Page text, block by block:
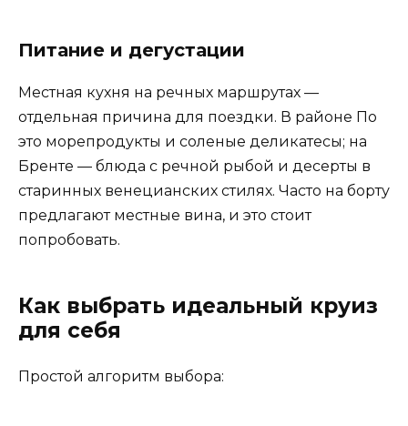
Питание и дегустации
Местная кухня на речных маршрутах —
отдельная причина для поездки. В районе По
это морепродукты и соленые деликатесы; на
Бренте — блюда с речной рыбой и десерты в
старинных венецианских стилях. Часто на борту
предлагают местные вина, и это стоит
попробовать.
Как выбрать идеальный круиз
для себя
Простой алгоритм выбора: